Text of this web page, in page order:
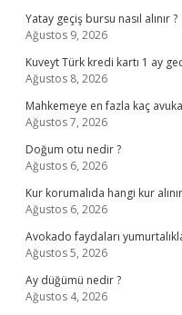
Yatay geçiş bursu nasıl alınır ?
Ağustos 9, 2026
Kuveyt Türk kredi kartı 1 ay
Ağustos 8, 2026
Mahkemeye en fazla kaç
Ağustos 7, 2026
Doğum otu nedir ?
Ağustos 6, 2026
Kur korumalıda hangi kur
Ağustos 6, 2026
Avokado faydaları
Ağustos 5, 2026
Ay düğümü nedir ?
Ağustos 4, 2026